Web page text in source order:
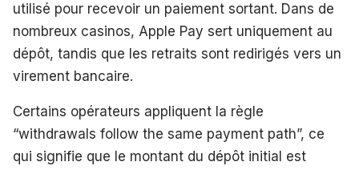
utilisé pour recevoir un paiement sortant. Dans de
nombreux casinos, Apple Pay sert uniquement au
dépôt, tandis que les retraits sont redirigés vers un
virement bancaire.
Certains opérateurs appliquent la règle
“withdrawals follow the same payment path”, ce
qui signifie que le montant du dépôt initial est